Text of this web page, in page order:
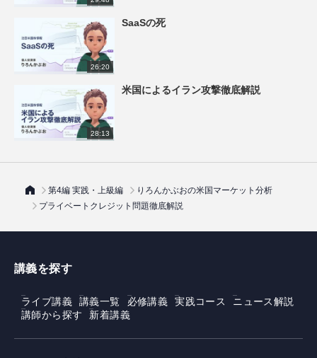
26:20
SaaSの死
28:13
米国によるイラン攻撃徹底解説
第4編 実践・上級編
りろんかぶおの米国マーケット分析
プライベートクレジット問題徹底解説
講義を探す
ライブ講義 講義一覧 必修講義 実践コース
ニュース解説
講師から探す
新着講義